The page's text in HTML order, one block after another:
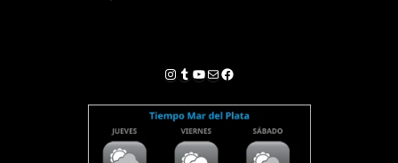
Instagram
Tumblr
YouTube
Correo electrónico
Facebook